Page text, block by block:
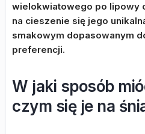
wielokwiatowego po lipowy
na cieszenie się jego
smakowym dopasowanym
preferencji.
W jaki sposób
czym się je na